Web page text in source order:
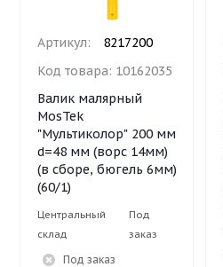
Артикул:
8217200
Код товара: 10162035
Валик малярный
MosTek
"Мультиколор" 200 мм
d=48 мм (ворс 14мм)
(в сборе, бюгель 6мм)
(60/1)
Центральный
склад
Под
заказ
Под заказ